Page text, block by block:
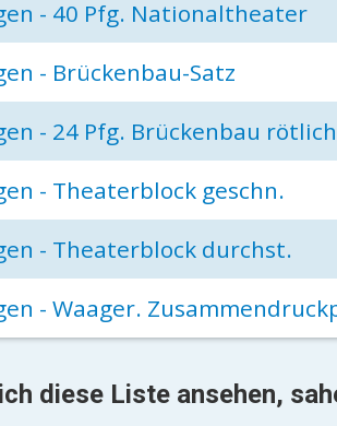
- 40 Pfg. Nationaltheater
- Brückenbau-Satz
- 24 Pfg. Brückenbau
- Theaterblock geschn.
- Theaterblock durchst.
- Waager.
diese Liste ansehen,